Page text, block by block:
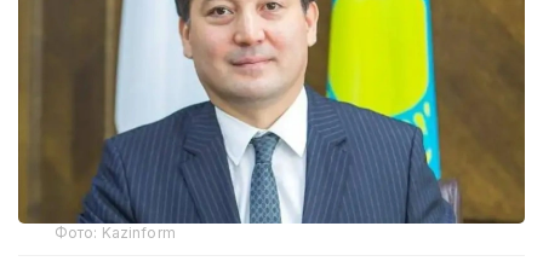
Фото: Kazinform